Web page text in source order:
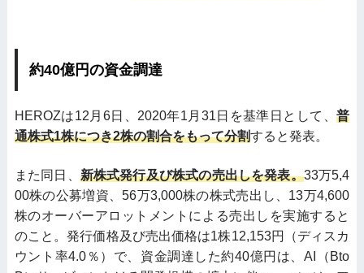
約40億円の資金調達
HEROZは12月6日、2020年1月31日を基準日として、普
通株式1株につき2株の割合をもって分割すると発表。
また同日、 新株式発行及び株式の売出しを発表。33万5,4
00株の公募増資、56万3,000株の株式売出し、13万4,600
株のオーバーアロットメントによる売出しを実施すると
のこと。発行価格及び売出価格は1株12,153円（ディスカ
ウント率4.0％）で、資金調達した約40億円は、AI（Bto